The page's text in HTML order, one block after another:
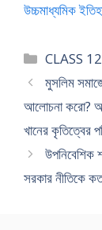
উচ্চমাধ্যমিক
Categories
CLASS 12
মুসলিম
আলোচনা করো?
খানের কৃতিত্বের
উপনিবেশিক
সরকার নীতিকে